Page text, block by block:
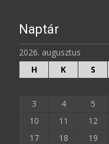
Naptár
2026. augusztus
H
K S
3
4 5
10
11 12
17
18 19